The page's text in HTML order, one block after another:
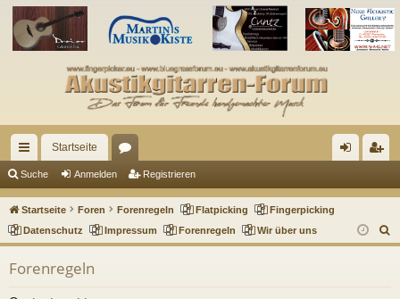
ch
ne
llz
Startseite
en m ist
rie
Suche Anmelden Registrieren
Startseite Foren Forenregeln Flatpicking
Fingerpicking
Datenschutz
Impressum Forenregeln Wir über uns
u
Forenregeln